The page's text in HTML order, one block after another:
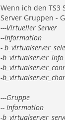
Wenn ich den TS3
Server Gruppen -
---Virtueller Server
--Information
-
-
-
-
---Gruppe
-- Information
-